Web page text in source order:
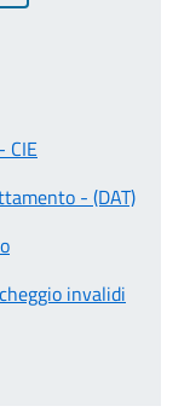
- (DAT)
invalidi